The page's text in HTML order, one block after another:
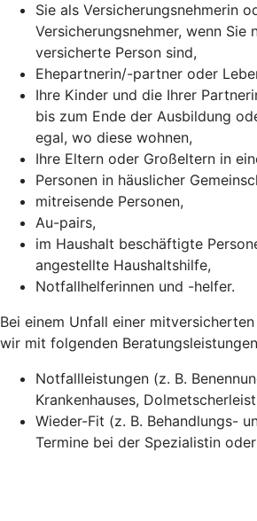
Sie als Versicherungsnehmerin
Versicherungsnehmer, wenn Sie
versicherte Person sind,
Ehepartnerin/-partner oder
Ihre Kinder und die Ihrer
bis zum Ende der Ausbildung
egal, wo diese wohnen,
Ihre Eltern oder Großeltern in
Personen in häuslicher
mitreisende Personen,
Au-pairs,
im Haushalt beschäftigte
angestellte Haushaltshilfe,
Notfallhelferinnen und -helfer.
Bei einem Unfall einer
wir mit folgenden
Notfallleistungen (z. B.
Krankenhauses,
Wieder-Fit (z. B. Behandlungs-
Termine bei der Spezialistin